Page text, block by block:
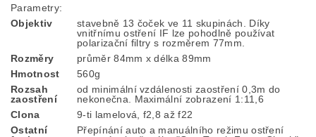
Parametry:
Objektiv
stavebně 13 čoček ve 11 skupinách. Díky
vnitřnímu ostření IF lze pohodlně používat
polarizační filtry s rozměrem 77mm.
Rozměry
průměr 84mm x délka 89mm
Hmotnost
560g
Rozsah
zaostření
od minimální vzdálenosti zaostření 0,3m do
nekonečna. Maximální zobrazení 1:11,6
Clona
9-ti lamelová, f2,8 až f22
Ostatní
Přepínání auto a manuálního režimu ostření